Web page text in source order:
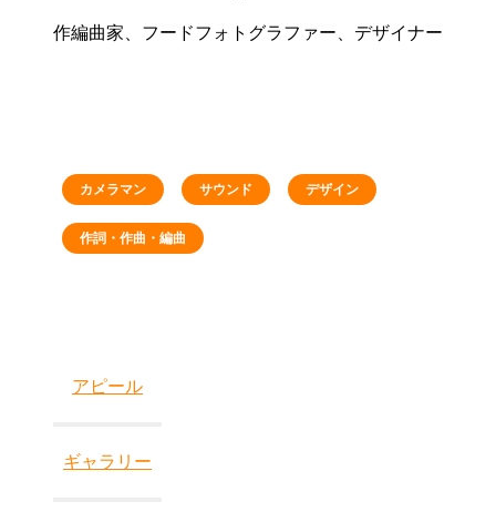
作編曲家、フードフォトグラファー、デザイナー
カメラマン サウンド デザイン
作詞・作曲・編曲
アピール
ギャラリー